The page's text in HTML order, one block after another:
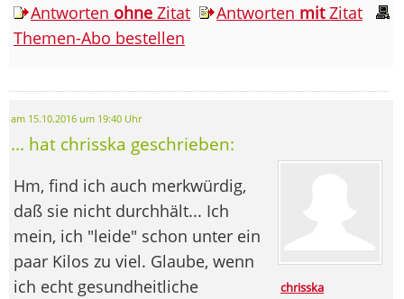
Antworten ohne Zitat Antworten mitZitat
Themen-Abo bestellen
am 15.10.2016 um 19:40 Uhr
... hat chrisska geschrieben:
chrisska
Hm, find ich auch merkwürdig,
daß sie nicht durchhält... Ich
mein, ich "leide" schon unter ein
paar Kilos zu viel. Glaube, wenn
ich echt gesundheitliche